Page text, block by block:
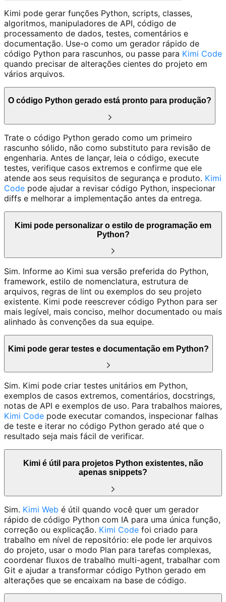
Kimi pode gerar funções Python, scripts, classes,
algoritmos, manipuladores de API, código de
processamento de dados, testes, comentários e
documentação. Use-o como um gerador rápido de
código Python para rascunhos, ou passe para Kimi Code
quando precisar de alterações cientes do projeto em
vários arquivos.
O código Python gerado está pronto para produção?
Trate o código Python gerado como um primeiro
rascunho sólido, não como substituto para revisão de
engenharia. Antes de lançar, leia o código, execute
testes, verifique casos extremos e confirme que ele
atende aos seus requisitos de segurança e produto. Kimi
Code pode ajudar a revisar código Python, inspecionar
diffs e melhorar a implementação antes da entrega.
Kimi pode personalizar o estilo de programação em
Python?
Sim. Informe ao Kimi sua versão preferida do Python,
framework, estilo de nomenclatura, estrutura de
arquivos, regras de lint ou exemplos do seu projeto
existente. Kimi pode reescrever código Python para ser
mais legível, mais conciso, melhor documentado ou mais
alinhado às convenções da sua equipe.
Kimi pode gerar testes e documentação em Python?
Sim. Kimi pode criar testes unitários em Python,
exemplos de casos extremos, comentários, docstrings,
notas de API e exemplos de uso. Para trabalhos maiores,
Kimi Code pode executar comandos, inspecionar falhas
de teste e iterar no código Python gerado até que o
resultado seja mais fácil de verificar.
Kimi é útil para projetos Python existentes, não
apenas snippets?
Sim. Kimi Web é útil quando você quer um gerador
rápido de código Python com IA para uma única função,
correção ou explicação. Kimi Code foi criado para
trabalho em nível de repositório: ele pode ler arquivos
do projeto, usar o modo Plan para tarefas complexas,
coordenar fluxos de trabalho multi-agent, trabalhar com
Git e ajudar a transformar código Python gerado em
alterações que se encaixam na base de código.